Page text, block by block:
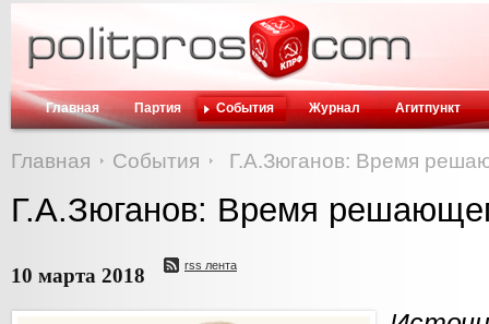
Главная Партия События Журнал Агитпункт
Главная События Г.А.Зюганов: Время
Г.А.Зюганов: Время
10 марта 2018 rss лента